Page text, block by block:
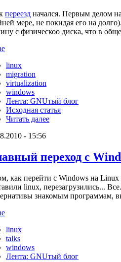
переезд начался. Первым делом
мере, не покидая его на
с физическоо диска, что в
linux
migration
virtualization
windows
Лента: GNUтый блог
Исходная статья
Читать далее
- 15:56
переход с
как перейти с Windows на Linux
linux, перезагрузились...
знакомым программам,
linux
talks
windows
Лента: GNUтый блог